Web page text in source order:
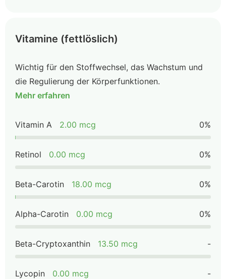
Vitamine (fettlöslich)
Wichtig für den Stoffwechsel, das Wachstum und
die Regulierung der Körperfunktionen.
Mehr erfahren
Vitamin A 2.00 mcg 0%
Retinol 0.00 mcg 0%
Beta-Carotin 18.00 mcg 0%
Alpha-Carotin 0.00 mcg 0%
Beta-Cryptoxanthin 13.50 mcg -
Lycopin 0.00 mcg -